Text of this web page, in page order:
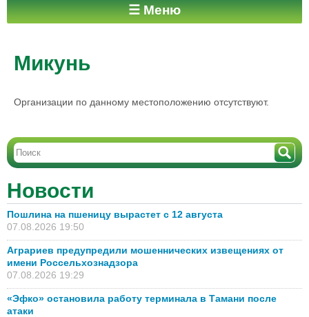
Главное меню ☰ Меню
Микунь
Организации по данному местоположению отсутствуют.
Новости
Пошлина на пшеницу вырастет с 12 августа
07.08.2026 19:50
Аграриев предупредили мошеннических извещениях от
имени Россельхознадзора
07.08.2026 19:29
«Эфко» остановила работу терминала в Тамани после
атаки